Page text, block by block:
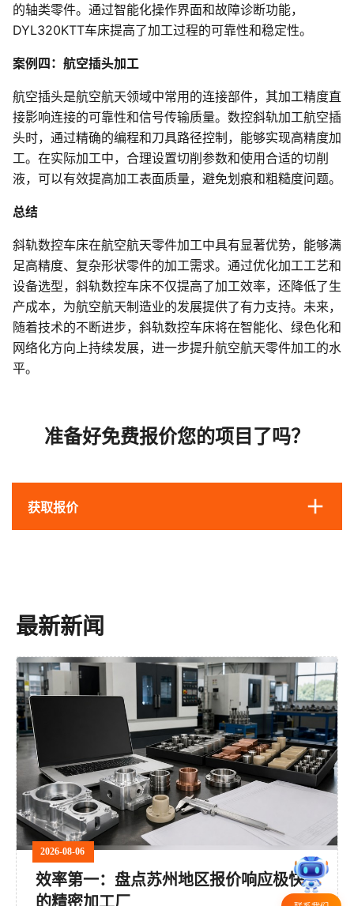
的轴类零件。通过智能化操作界面和故障诊断功能，
DYL320KTT车床提高了加工过程的可靠性和稳定性。
案例四：航空插头加工
航空插头是航空航天领域中常用的连接部件，其加工精度直
接影响连接的可靠性和信号传输质量。数控斜轨加工航空插
头时，通过精确的编程和刀具路径控制，能够实现高精度加
工。在实际加工中，合理设置切削参数和使用合适的切削
液，可以有效提高加工表面质量，避免划痕和粗糙度问题。
总结
斜轨数控车床在航空航天零件加工中具有显著优势，能够满
足高精度、复杂形状零件的加工需求。通过优化加工工艺和
设备选型，斜轨数控车床不仅提高了加工效率，还降低了生
产成本，为航空航天制造业的发展提供了有力支持。未来，
随着技术的不断进步，斜轨数控车床将在智能化、绿色化和
网络化方向上持续发展，进一步提升航空航天零件加工的水
平。
准备好免费报价您的项目了吗？
获取报价
最新新闻
2026-08-06
效率第一：盘点苏州地区报价响应极快
的精密加工厂